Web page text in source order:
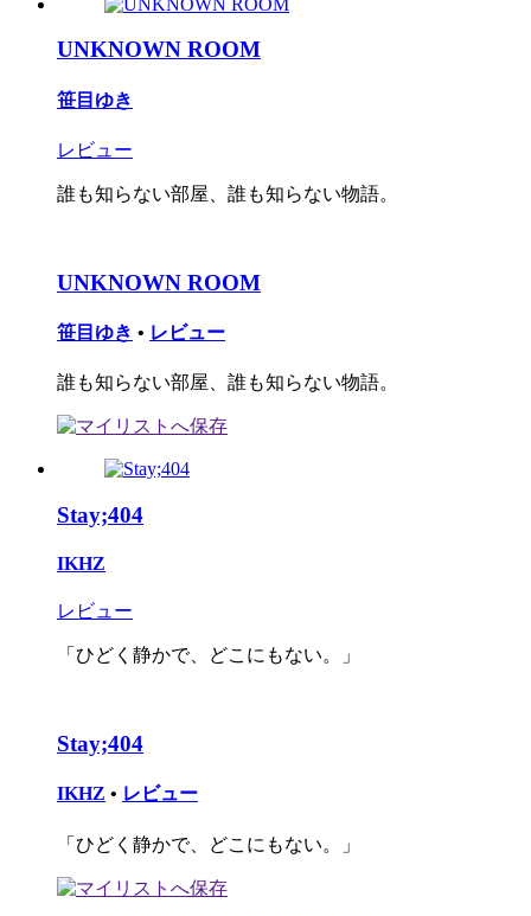
UNKNOWN ROOM
笹目ゆき
レビュー
誰も知らない部屋、誰も知らない物語。
UNKNOWN ROOM
笹目ゆき • レビュー
誰も知らない部屋、誰も知らない物語。
Stay;404
IKHZ
レビュー
「ひどく静かで、どこにもない。」
Stay;404
IKHZ • レビュー
「ひどく静かで、どこにもない。」